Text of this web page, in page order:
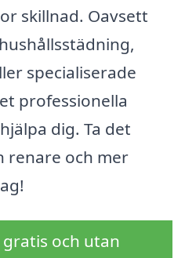
skillnad. Oavsett
specialiserade
professionella
dig. Ta det
renare och mer
och utan